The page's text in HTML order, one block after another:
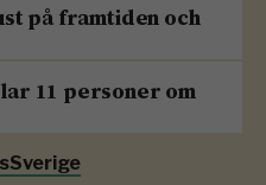
på framtiden och
11 personer om